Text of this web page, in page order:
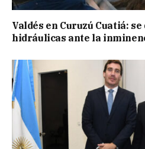
Valdés en Curuzú Cuatiá:
hidráulicas ante la